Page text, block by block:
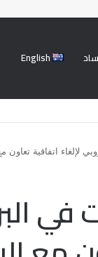
English
لإلغاء اتفاقية تعاون